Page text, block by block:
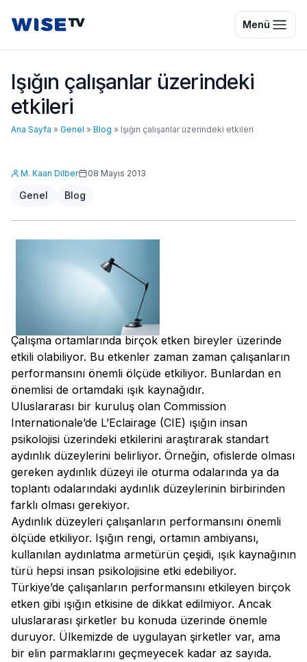
Wise TV Menü
Işığın çalışanlar üzerindeki
etkileri
Ana Sayfa » Genel » Blog » Işığın çalışanlar üzerindeki etkileri
M. Kaan Dilber 08 Mayıs 2013
Genel Blog
Çalışma ortamlarında birçok etken bireyler üzerinde
etkili olabiliyor. Bu etkenler zaman zaman çalışanların
performansını önemli ölçüde etkiliyor. Bunlardan en
önemlisi de ortamdaki ışık kaynağıdır.
Uluslararası bir kuruluş olan Commission
Internationale’de L’Eclairage (CIE) ışığın insan
psikolojisi üzerindeki etkilerini araştırarak standart
aydınlık düzeylerini belirliyor. Örneğin, ofislerde olması
gereken aydınlık düzeyi ile oturma odalarında ya da
toplantı odalarındaki aydınlık düzeylerinin birbirinden
farklı olması gerekiyor.
Aydınlık düzeyleri çalışanların performansını önemli
ölçüde etkiliyor. Işığın rengi, ortamın ambiyansı,
kullanılan aydınlatma armetürün çeşidi, ışık kaynağının
türü hepsi insan psikolojisine etki edebiliyor.
Türkiye’de çalışanların performansını etkileyen birçok
etken gibi ışığın etkisine de dikkat edilmiyor. Ancak
uluslararası şirketler bu konuda üzerinde önemle
duruyor. Ülkemizde de uygulayan şirketler var, ama
bir elin parmaklarını geçmeyecek kadar az sayıda.